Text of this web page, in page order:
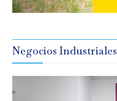
Negocios Industriales